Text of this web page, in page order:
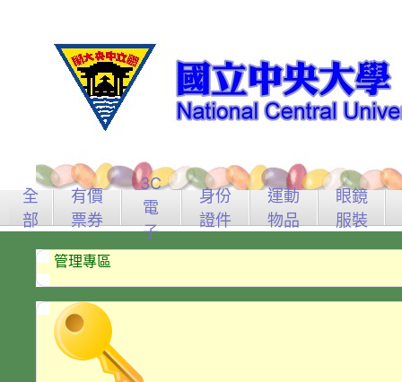
全
部
有價
票券
3C
電
子
身份
證件
運動
物品
眼鏡
服裝
管理專區